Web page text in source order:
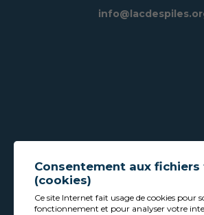
Consentement aux fichiers
(cookies)
Ce site Internet fait usage de cookies pour
fonctionnement et pour analyser votre